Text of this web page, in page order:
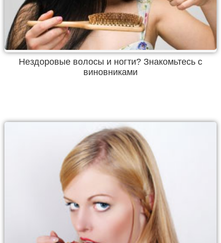
Нездоровые волосы и ногти? Знакомьтесь с
виновниками